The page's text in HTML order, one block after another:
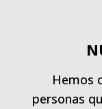
Hemos
personas